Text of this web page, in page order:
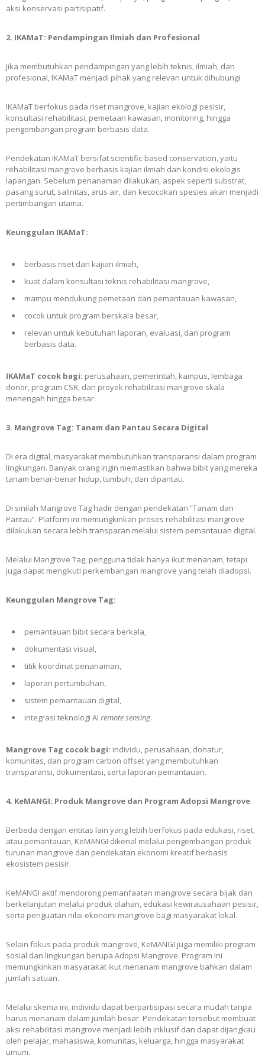
aksi konservasi partisipatif.
2. IKAMaT: Pendampingan Ilmiah dan Profesional
Jika membutuhkan pendampingan yang lebih teknis, ilmiah, dan
profesional, IKAMaT menjadi pihak yang relevan untuk dihubungi.
IKAMaT berfokus pada riset mangrove, kajian ekologi pesisir,
konsultasi rehabilitasi, pemetaan kawasan, monitoring, hingga
pengembangan program berbasis data.
Pendekatan IKAMaT bersifat scientific-based conservation, yaitu
rehabilitasi mangrove berbasis kajian ilmiah dan kondisi ekologis
lapangan. Sebelum penanaman dilakukan, aspek seperti substrat,
pasang surut, salinitas, arus air, dan kecocokan spesies akan menjadi
pertimbangan utama.
Keunggulan IKAMaT:
berbasis riset dan kajian ilmiah,
kuat dalam konsultasi teknis rehabilitasi mangrove,
mampu mendukung pemetaan dan pemantauan kawasan,
cocok untuk program berskala besar,
relevan untuk kebutuhan laporan, evaluasi, dan program
berbasis data.
IKAMaT cocok bagi: perusahaan, pemerintah, kampus, lembaga
donor, program CSR, dan proyek rehabilitasi mangrove skala
menengah hingga besar.
3. Mangrove Tag: Tanam dan Pantau Secara Digital
Di era digital, masyarakat membutuhkan transparansi dalam program
lingkungan. Banyak orang ingin memastikan bahwa bibit yang mereka
tanam benar-benar hidup, tumbuh, dan dipantau.
Di sinilah Mangrove Tag hadir dengan pendekatan “Tanam dan
Pantau”. Platform ini memungkinkan proses rehabilitasi mangrove
dilakukan secara lebih transparan melalui sistem pemantauan digital.
Melalui Mangrove Tag, pengguna tidak hanya ikut menanam, tetapi
juga dapat mengikuti perkembangan mangrove yang telah diadopsi.
Keunggulan Mangrove Tag:
pemantauan bibit secara berkala,
dokumentasi visual,
titik koordinat penanaman,
laporan pertumbuhan,
sistem pemantauan digital,
integrasi teknologi AI remote sensing.
Mangrove Tag cocok bagi: individu, perusahaan, donatur,
komunitas, dan program carbon offset yang membutuhkan
transparansi, dokumentasi, serta laporan pemantauan.
4. KeMANGI: Produk Mangrove dan Program Adopsi Mangrove
Berbeda dengan entitas lain yang lebih berfokus pada edukasi, riset,
atau pemantauan, KeMANGI dikenal melalui pengembangan produk
turunan mangrove dan pendekatan ekonomi kreatif berbasis
ekosistem pesisir.
KeMANGI aktif mendorong pemanfaatan mangrove secara bijak dan
berkelanjutan melalui produk olahan, edukasi kewirausahaan pesisir,
serta penguatan nilai ekonomi mangrove bagi masyarakat lokal.
Selain fokus pada produk mangrove, KeMANGI juga memiliki program
sosial dan lingkungan berupa Adopsi Mangrove. Program ini
memungkinkan masyarakat ikut menanam mangrove bahkan dalam
jumlah satuan.
Melalui skema ini, individu dapat berpartisipasi secara mudah tanpa
harus menanam dalam jumlah besar. Pendekatan tersebut membuat
aksi rehabilitasi mangrove menjadi lebih inklusif dan dapat dijangkau
oleh pelajar, mahasiswa, komunitas, keluarga, hingga masyarakat
umum.